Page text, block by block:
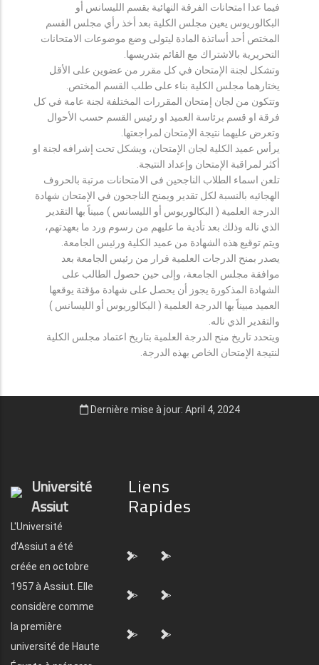
فيما عدا امتحانات الفرقة النهائية بقسم الليسانس أو
البكالوريوس يعين مجلس الكلية بعد أخذ رأي مجلس القسم
المختص أحد أساتذة المادة ليتولى وضع موضوعات الامتحانات
التحريرية بالاشتراك مع القائم بتدريسها.
وتشكل لجنة الإمتحان في كل مقرر من عضوين على الأقل
يختارهما مجلس الكلية بناء على طلب القسم المختص.
وتتكون من لجان إمتحان المقررات المختلفة لجنة عامة في كل
فرقة او قسم برئاسة العميد او رئيس القسم حسب الأحوال
وتعرض عليهما نتيجة الإمتحان لمراجعتها.
يرأس عميد الكلية لجان الإمتحان، ويشكل تحت إشرافه لجنة او
أكثر لمراقبة الإمتحان وإعداد النتيجة.
تلعن اسماء الطلاب الناجحين فى الامتحانات مرتبة بالحروف
الهجائيه بالنسبة لكل تقدير ويمنح الناجحون في الإمتحان شهادة
الدرجة العلمية ( البكالوريوس أو الليسانس ) مبيناً بها التقدير
الذي ناله وذلك بعد تأدية ما عليهم من رسوم ورد ما بعهدتهم،
ويتم توقيع هذه الشهادة من عميد الكلية ورئيس الجامعة.
يصدر بمنح الدرجات العلمية قرار من رئيس الجامعة بعد
موافقة مجلس الجامعة، وإلى حين حصول الطالب على
الشهادة المذكورة يجوز أن يحصل على شهادة مؤقتة يوقعها
العميد مبيناً بها الدرجة العلمية ( البكالوريوس أو الليسانس )
والتقدير الذي ناله.
ويتحدد تاريخ منح الدرجة العلمية بتاريخ اعتماد مجلس الكلية
لنتيجة الإمتحان الخاص بهذه الدرجة.
Dernière mise à jour: April 4, 2024
Université
Assiut
L'Université
d'Assiut a été
créée en octobre
1957 à Assiut. Elle
considère comme
la première
université de Haute
Liens
Rapides
"> ">
"> ">
"> ">